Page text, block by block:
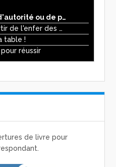
1. Faites-vous preuve d'autorité ou de pouvoir avec vos enfants ?
2. Ma méthode pour sortir de l'enfer des écrans
table !
réussir
de livre pour